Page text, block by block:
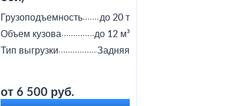
Грузоподъемность
до 20 т
Объем кузова
до 12 м³
Тип выгрузки
Задняя
от 6 500 руб.